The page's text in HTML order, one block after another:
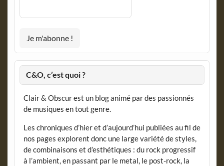
C&O, c’est quoi ?
Clair & Obscur est un blog animé par des passionnés
de musiques en tout genre.
Les chroniques d’hier et d’aujourd’hui publiées au fil de
nos pages explorent donc une large variété de styles,
de combinaisons et d’esthétiques : du rock progressif
à l’ambient, en passant par le metal, le post-rock, la